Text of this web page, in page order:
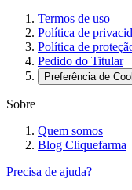
Termos de uso
Política de
Política de
Pedido do Titular
Preferência de
Sobre
Quem somos
Blog Cliquefarma
Precisa de ajuda?